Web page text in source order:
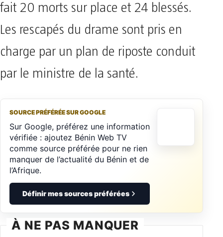
fait 20 morts sur place et 24 blessés.
Les rescapés du drame sont pris en
charge par un plan de riposte conduit
par le ministre de la santé.
SOURCE PRÉFÉRÉE SUR GOOGLE
Sur Google, préférez une information
vérifiée : ajoutez Bénin Web TV
comme source préférée pour ne rien
manquer de l’actualité du Bénin et de
l’Afrique.
Définir mes sources préférées
À NE PAS MANQUER